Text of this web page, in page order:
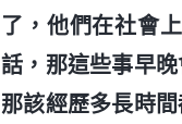
了，他們在社會
話，那這些事早
那該經歷多長時